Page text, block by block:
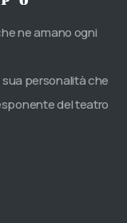
ne amano ogni
personalità che
del teatro